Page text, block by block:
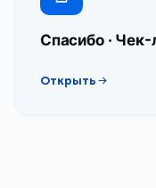
Спасибо · Чек-
Открыть